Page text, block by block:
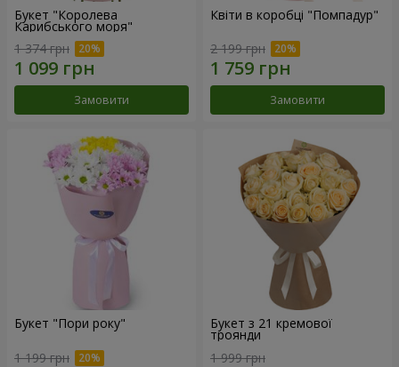
Букет "Королева
Карибського моря"
1 374 грн
Замовити
Квіти в коробці "Помпадур"
2 199 грн
Замовити
Букет "Пори року"
1 199 грн
Букет з 21 кремової
троянди
1 999 грн